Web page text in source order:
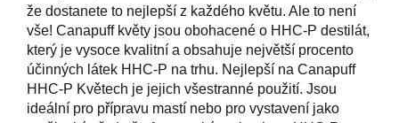
že dostanete to nejlepší z každého květu. Ale to není
vše! Canapuff květy jsou obohacené o HHC-P destilát,
který je vysoce kvalitní a obsahuje největší procento
účinných látek HHC-P na trhu. Nejlepší na Canapuff
HHC-P Květech je jejich všestranné použití. Jsou
ideální pro přípravu mastí nebo pro vystavení jako